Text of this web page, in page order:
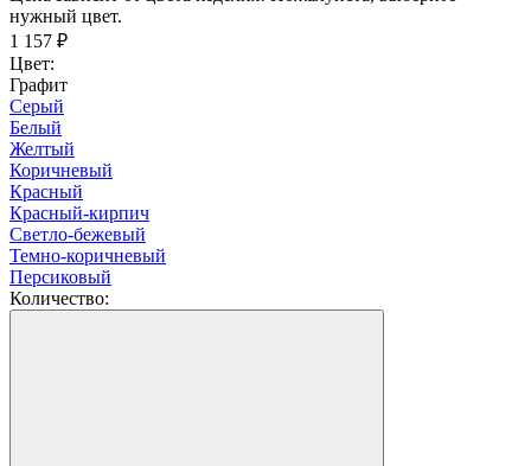
нужный цвет.
1 157 ₽
Цвет:
Графит
Серый
Белый
Желтый
Коричневый
Красный
Красный-кирпич
Светло-бежевый
Темно-коричневый
Персиковый
Количество: